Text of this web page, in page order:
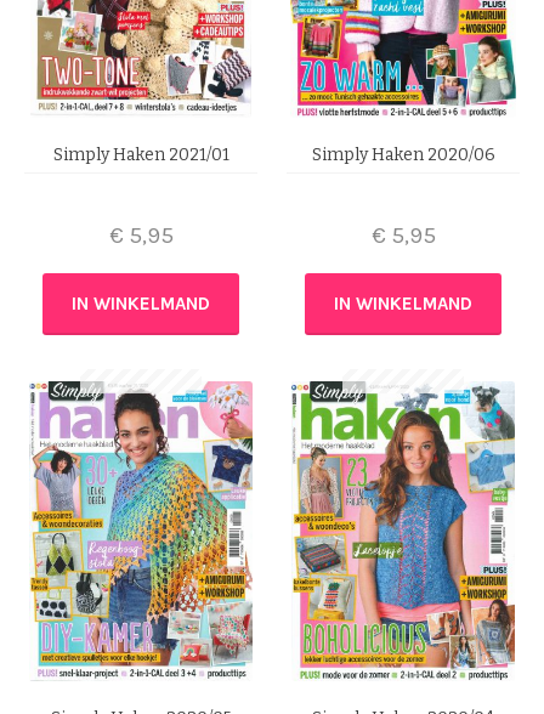
Simply Haken 2021/01
€ 5,95
IN WINKELMAND
Simply Haken 2020/06
€ 5,95
IN WINKELMAND